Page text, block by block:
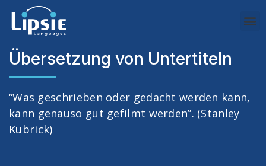
Übersetzung von Untertiteln
“Was geschrieben oder gedacht werden kann,
kann genauso gut gefilmt werden”. (Stanley
Kubrick)